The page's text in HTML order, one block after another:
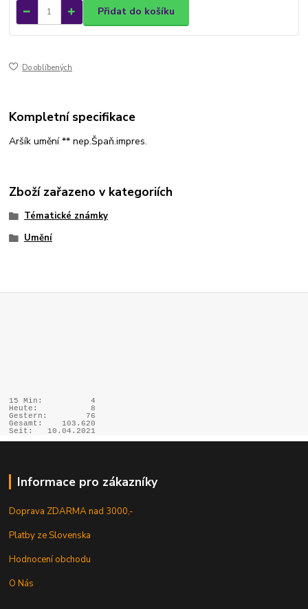
Přidat do košíku
Do oblíbených
Kompletní specifikace
Aršík umění ** nep.Špaň.impres.
Zboží zařazeno v kategoriích
Tématické známky
Umění
15 Min:
4
Heute:
8
Gestern:
76
Gesamt:
103.620
Seit:
10.04.2021
Informace pro zákazníky
Doprava ZDARMA nad 3000,-
Platby ze Slovenska
Hodnocení obchodu
O Nás